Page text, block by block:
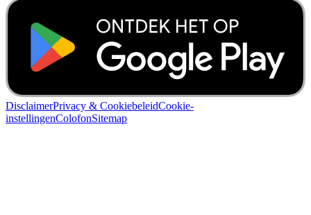
DisclaimerPrivacy & CookiebeleidCookie-
instellingenColofonSitemap